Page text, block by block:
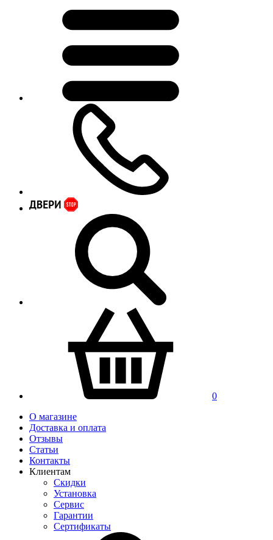
0
О магазине
Доставка и оплата
Отзывы
Статьи
Контакты
Клиентам
Скидки
Установка
Сервис
Гарантии
Сертификаты